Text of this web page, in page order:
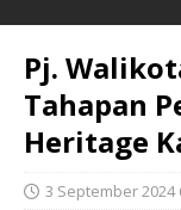
Pj.
Tahapan
Heritage
3 September 2024